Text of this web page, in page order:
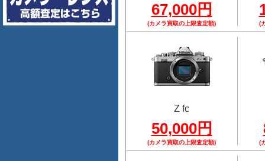
67,000円
(カメラ買取の上限査定額) (
Z fc
50,000円
(カメラ買取の上限査定額) (